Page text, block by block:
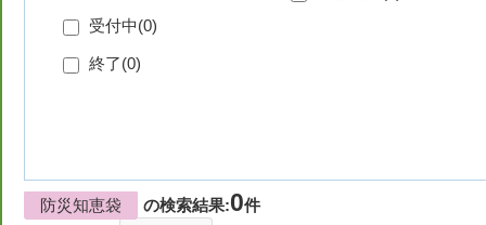
受付中(0)
終了(0)
防災知恵袋 の検索結果:0件